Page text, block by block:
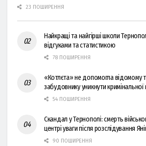
23 ПОШИРЕННЯ
Найкращі та найгірші школи
відгуками та статистикою
78 ПОШИРЕННЯ
«Котлєта» не допомогла відомому
забудовнику уникнути кримінальної
54 ПОШИРЕННЯ
Скандал у Тернополі: смерть
центрі уваги після розслідування
90 ПОШИРЕННЯ